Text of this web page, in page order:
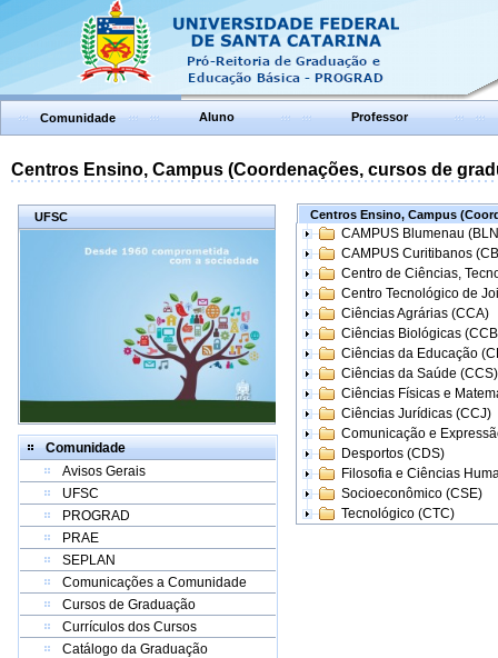
Comunidade Aluno Professor
Centros Ensino, Campus (Coordenações, cursos de
UFSC
Comunidade
Avisos Gerais
UFSC
PROGRAD
PRAE
SEPLAN
Comunicações a Comunidade
Cursos de Graduação
Currículos dos Cursos
Catálogo da Graduação
Centros Ensino, Campus
CAMPUS Blumenau
CAMPUS Curitibanos
Centro de Ciências,
Centro Tecnológico de
Ciências Agrárias (CCA)
Ciências Biológicas
Ciências da Educação
Ciências da Saúde (CCS)
Ciências Físicas e
Ciências Jurídicas (CCJ)
Comunicação e
Desportos (CDS)
Filosofia e Ciências
Socioeconômico (CSE)
Tecnológico (CTC)